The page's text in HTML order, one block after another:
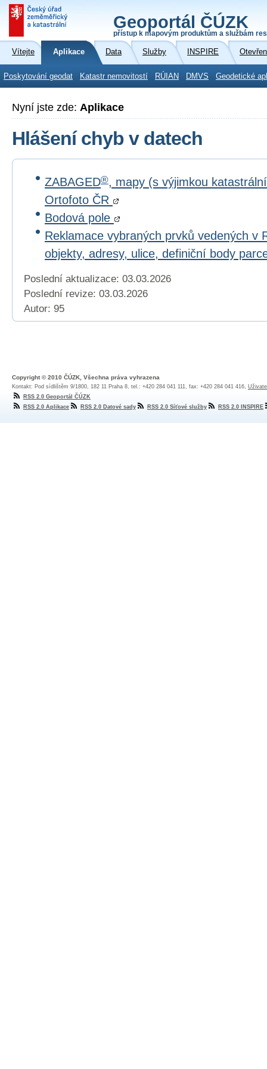
Geoportál ČÚZK
přístup k mapovým produktům a službám
Vítejte Aplikace Data Služby INSPIRE
Poskytování geodat Katastr nemovitostí RÚIAN DMVS Geodetické
Nyní jste zde: Aplikace
Hlášení chyb v datech
ZABAGED®, mapy (s výjimkou
Ortofoto ČR
Bodová pole
Reklamace vybraných prvků vedených v
objekty, adresy, ulice, definiční body
Poslední aktualizace: 03.03.2026
Poslední revize: 03.03.2026
Autor: 95
Copyright © 2010 ČÚZK, Všechna práva vyhrazena
Kontakt: Pod sídlištěm 9/1800, 182 11 Praha 8, tel.: +420 284 041 111, fax: +420 284 041 416,
RSS 2.0 Geoportál ČÚZK
RSS 2.0 Aplikace
RSS 2.0 Datové sady RSS 2.0 Síťové služby RSS 2.0 INSPIRE